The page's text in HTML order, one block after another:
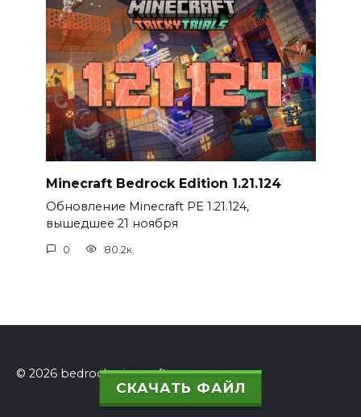
СКАЧАТЬ ФАЙЛ
Minecraft Bedrock Edition 1.21.124
Обновление Minecraft PE 1.21.124,
вышедшее 21 ноября
0 80.2к.
© 2026 bedrockminecraft.ru